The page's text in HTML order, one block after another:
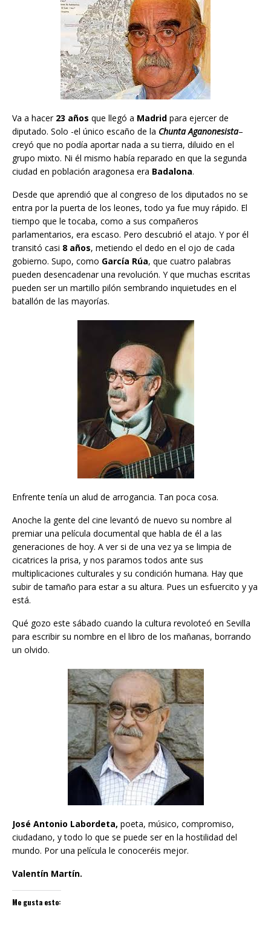
Va a hacer 23 años que llegó a Madrid para ejercer de
diputado. Solo -el único escaño de la Chunta Aganonesista–
creyó que no podía aportar nada a su tierra, diluido en el
grupo mixto. Ni él mismo había reparado en que la segunda
ciudad en población aragonesa era Badalona.
Desde que aprendió que al congreso de los diputados no se
entra por la puerta de los leones, todo ya fue muy rápido. El
tiempo que le tocaba, como a sus compañeros
parlamentarios, era escaso. Pero descubrió el atajo. Y por él
transitó casi 8 años, metiendo el dedo en el ojo de cada
gobierno. Supo, como García Rúa, que cuatro palabras
pueden desencadenar una revolución. Y que muchas escritas
pueden ser un martillo pilón sembrando inquietudes en el
batallón de las mayorías.
Enfrente tenía un alud de arrogancia. Tan poca cosa.
Anoche la gente del cine levantó de nuevo su nombre al
premiar una película documental que habla de él a las
generaciones de hoy. A ver si de una vez ya se limpia de
cicatrices la prisa, y nos paramos todos ante sus
multiplicaciones culturales y su condición humana. Hay que
subir de tamaño para estar a su altura. Pues un esfuercito y ya
está.
Qué gozo este sábado cuando la cultura revoloteó en Sevilla
para escribir su nombre en el libro de los mañanas, borrando
un olvido.
José Antonio Labordeta, poeta, músico, compromiso,
ciudadano, y todo lo que se puede ser en la hostilidad del
mundo. Por una película le conoceréis mejor.
Valentín Martín.
Me gusta esto: